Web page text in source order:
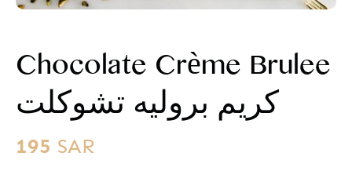
Chocolate Crème Brulee
كريم بروليه تشوكلت
195 SAR